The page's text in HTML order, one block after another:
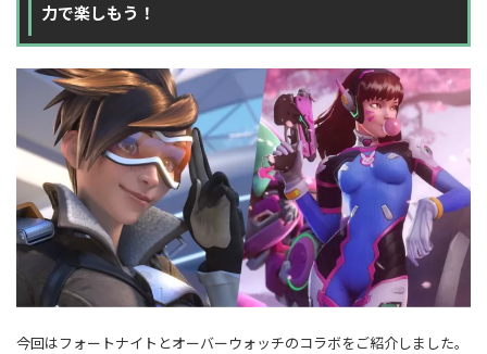
力で楽しもう！
今回はフォートナイトとオーバーウォッチのコラボをご紹介しました。